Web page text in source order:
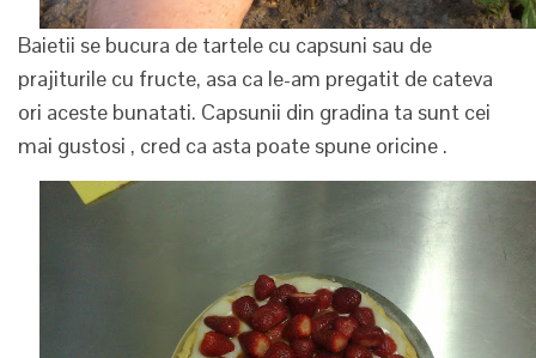
Baietii se bucura de tartele cu capsuni sau de
prajiturile cu fructe, asa ca le-am pregatit de cateva
ori aceste bunatati. Capsunii din gradina ta sunt cei
mai gustosi , cred ca asta poate spune oricine .